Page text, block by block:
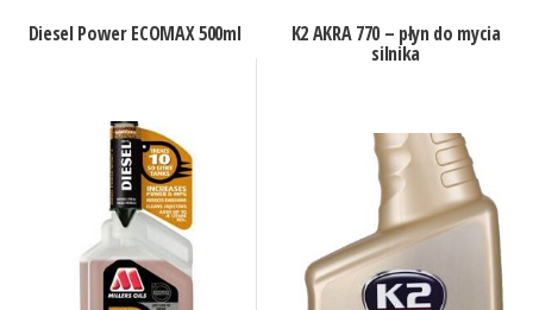
Diesel Power ECOMAX 500ml K2 AKRA 770 – płyn do mycia
silnika